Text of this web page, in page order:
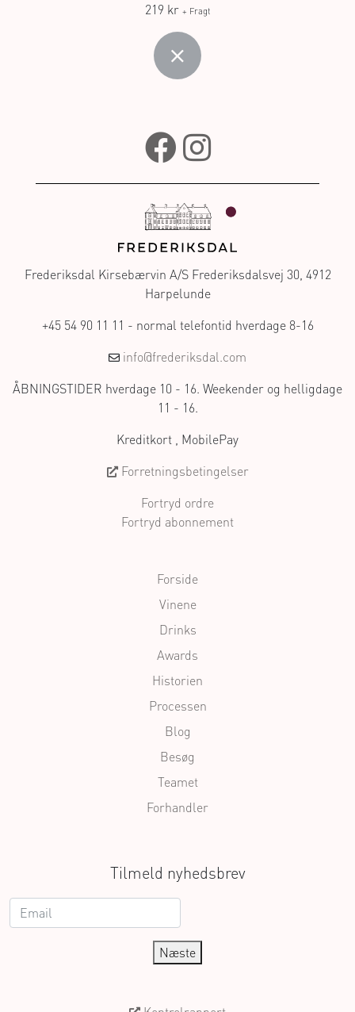
219 kr + Fragt
Frederiksdal Kirsebærvin A/S Frederiksdalsvej 30, 4912
Harpelunde
+45 54 90 11 11 - normal telefontid hverdage 8-16
info@frederiksdal.com
ÅBNINGSTIDER hverdage 10 - 16. Weekender og helligdage
11 - 16.
Kreditkort , MobilePay
Forretningsbetingelser
Fortryd ordre
Fortryd abonnement
Forside
Vinene
Drinks
Awards
Historien
Processen
Blog
Besøg
Teamet
Forhandler
Tilmeld nyhedsbrev
Næste